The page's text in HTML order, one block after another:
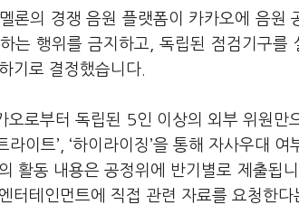
론의 경쟁 음원 플랫폼이 카카오에 음원
는 행위를 금지하고
독립된 점검기구를
기로 결정했습니다
오로부터 독립된 5인 이상의 외부 위원만
라이트’, ‘하이라이징’을 통해 자사우대 여
활동 내용은 공정위에 반기별로 제출됩
터테인먼트에 직접 관련 자료를 요청한다